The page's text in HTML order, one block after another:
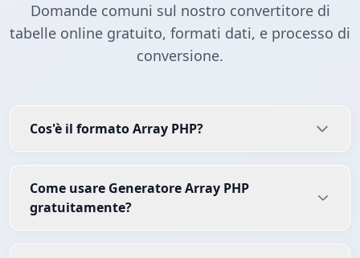
Domande comuni sul nostro convertitore di
tabelle online gratuito, formati dati, e processo di
conversione.
Cos'è il formato Array PHP?
Come usare Generatore Array PHP
gratuitamente?